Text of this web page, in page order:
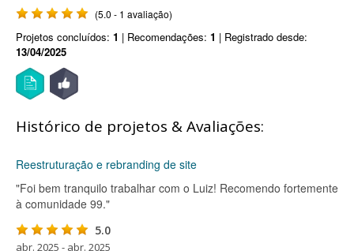
(5.0 - 1 avaliação)
Projetos concluídos: 1 | Recomendações: 1 | Registrado desde:
13/04/2025
Histórico de projetos & Avaliações:
Reestruturação e rebranding de site
"Foi bem tranquilo trabalhar com o Luiz! Recomendo fortemente
à comunidade 99."
5.0
abr. 2025 - abr. 2025